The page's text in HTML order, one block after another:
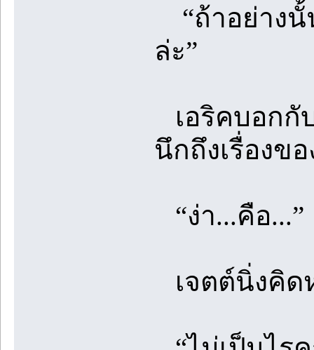
“ถ้าอย่างนั้
ล่ะ”
เอริคบอกกั
นึกถึงเรื่องข
“ง่า...คือ...”
เจตต์นิ่งคิด